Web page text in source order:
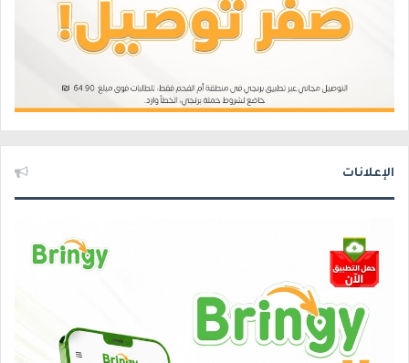
الإعلانات